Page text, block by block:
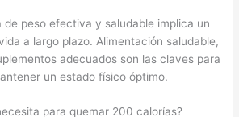
de peso efectiva y saludable implica un
a largo plazo. Alimentación saludable,
adecuados son las claves para
un estado físico óptimo.
para quemar 200 calorías?